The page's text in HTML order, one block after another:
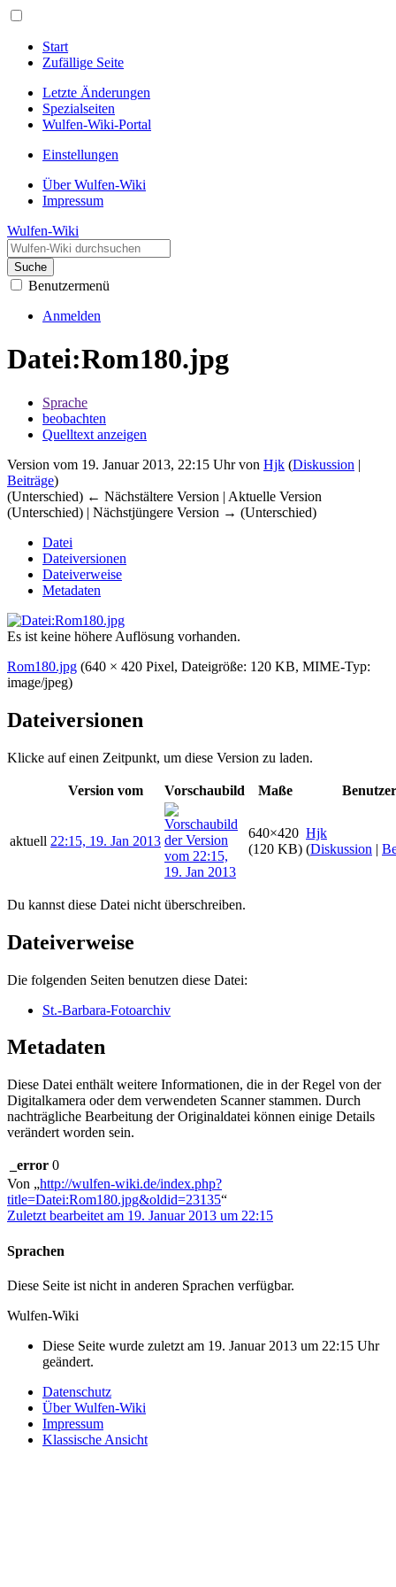
Start
Zufällige Seite
Letzte Änderungen
Spezialseiten
Wulfen-Wiki-Portal
Einstellungen
Über Wulfen-Wiki
Impressum
Wulfen-Wiki
Suche
Benutzermenü
Anmelden
Datei:Rom180.jpg
Sprache
beobachten
Quelltext anzeigen
Version vom 19. Januar 2013, 22:15 Uhr von Hjk (Diskussion |
Beiträge)
(Unterschied) ← Nächstältere Version | Aktuelle Version
(Unterschied) | Nächstjüngere Version → (Unterschied)
Datei
Dateiversionen
Dateiverweise
Metadaten
Es ist keine höhere Auflösung vorhanden.
Rom180.jpg (640 × 420 Pixel, Dateigröße: 120 KB, MIME-Typ:
image/jpeg)
Dateiversionen
Klicke auf einen Zeitpunkt, um diese Version zu laden.
Version vom Vorschaubild Maße Benutzer
aktuell 22:15, 19. Jan 2013
640×420
(120 KB)
Hjk
(Diskussion |
Du kannst diese Datei nicht überschreiben.
Dateiverweise
Die folgenden Seiten benutzen diese Datei:
St.-Barbara-Fotoarchiv
Metadaten
Diese Datei enthält weitere Informationen, die in der Regel von der
Digitalkamera oder dem verwendeten Scanner stammen. Durch
nachträgliche Bearbeitung der Originaldatei können einige Details
verändert worden sein.
_error 0
Von „http://wulfen-wiki.de/index.php?
title=Datei:Rom180.jpg&oldid=23135“
Zuletzt bearbeitet am 19. Januar 2013 um 22:15
Sprachen
Diese Seite ist nicht in anderen Sprachen verfügbar.
Wulfen-Wiki
Diese Seite wurde zuletzt am 19. Januar 2013 um 22:15 Uhr
geändert.
Datenschutz
Über Wulfen-Wiki
Impressum
Klassische Ansicht